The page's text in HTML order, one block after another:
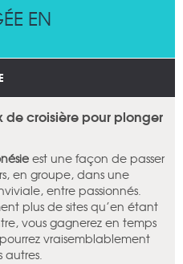
EN
de croisière pour plonger
est une façon de passer
en groupe, dans une
entre passionnés.
plus de sites qu’en étant
vous gagnerez en temps
vraisemblablement
autres.